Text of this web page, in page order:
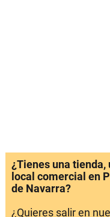
¿Tienes una tienda,
local comercial en
de Navarra?
¿Quieres salir en